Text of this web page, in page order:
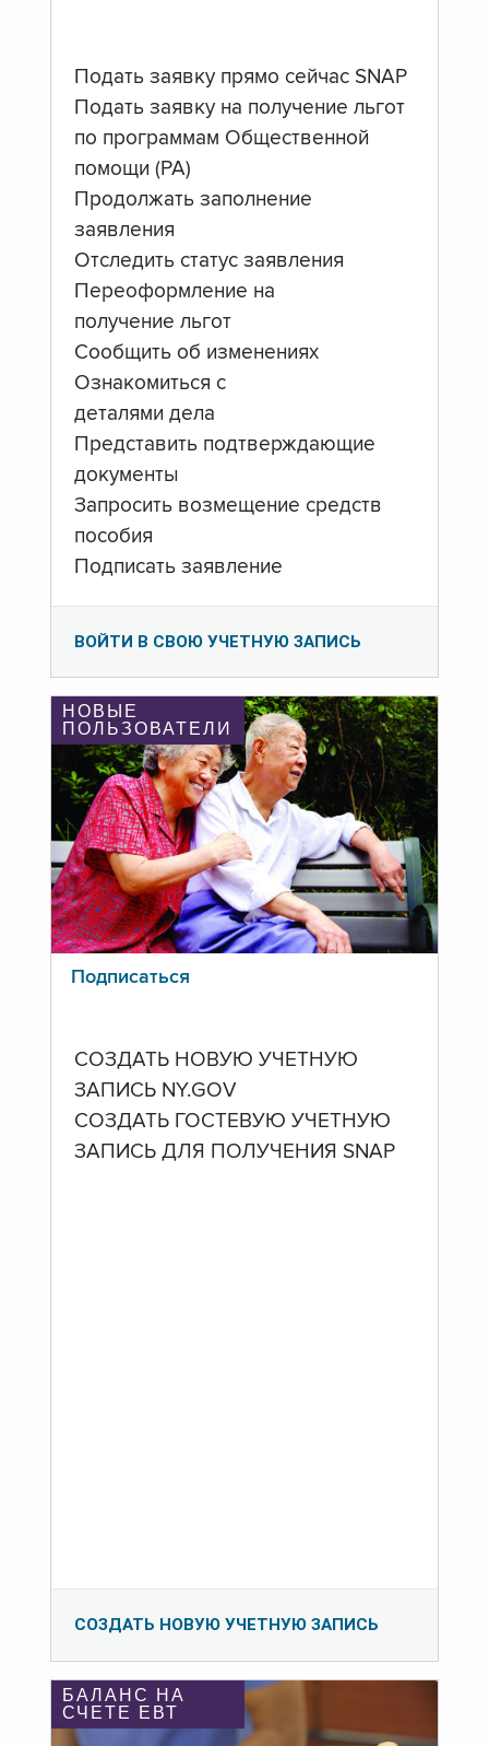
Подать заявку прямо сейчас SNAP
Подать заявку на получение льгот
по программам Общественной
помощи (PA)
Продолжать заполнение
заявления
Отследить статус заявления
Переоформление на
получение льгот
Сообщить об изменениях
Ознакомиться с
деталями дела
Представить подтверждающие
документы
Запросить возмещение средств
пособия
Подписать заявление
ВОЙТИ В СВОЮ УЧЕТНУЮ ЗАПИСЬ
НОВЫЕ
ПОЛЬЗОВАТЕЛИ
Подписаться
СОЗДАТЬ НОВУЮ УЧЕТНУЮ
ЗАПИСЬ NY.GOV
СОЗДАТЬ ГОСТЕВУЮ УЧЕТНУЮ
ЗАПИСЬ ДЛЯ ПОЛУЧЕНИЯ SNAP
СОЗДАТЬ НОВУЮ УЧЕТНУЮ ЗАПИСЬ
БАЛАНС НА
СЧЕТЕ ЕВТ